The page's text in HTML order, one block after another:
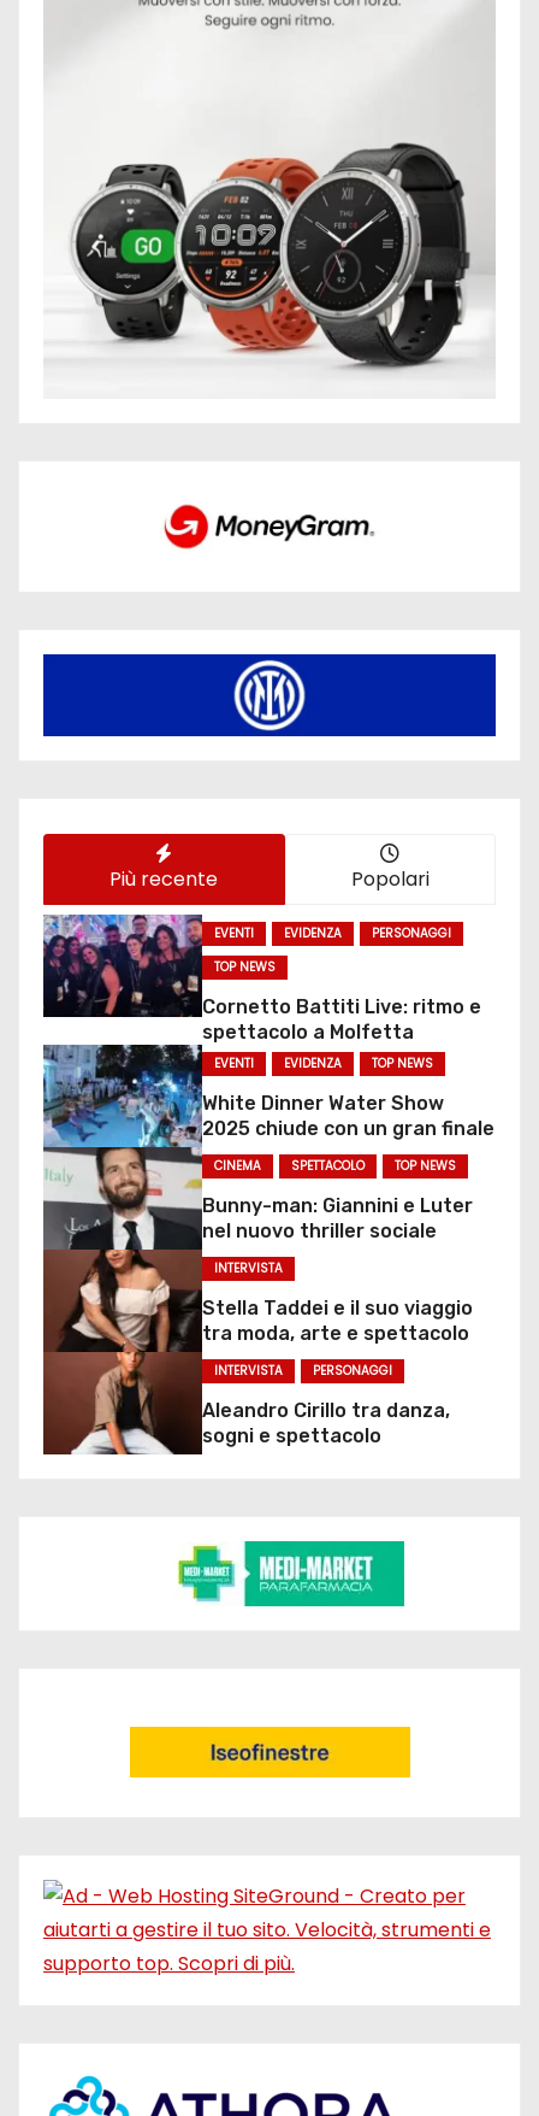
Più recente Popolari
EVENTI EVIDENZA
PERSONAGGI
TOP NEWS
Cornetto Battiti Live: ritmo e
spettacolo a Molfetta
EVENTI EVIDENZA TOP NEWS
White Dinner Water Show
2025 chiude con un gran finale
CINEMA SPETTACOLO TOP NEWS
Bunny-man: Giannini e Luter
nel nuovo thriller sociale
INTERVISTA
Stella Taddei e il suo viaggio
tra moda, arte e spettacolo
INTERVISTA PERSONAGGI
Aleandro Cirillo tra danza,
sogni e spettacolo